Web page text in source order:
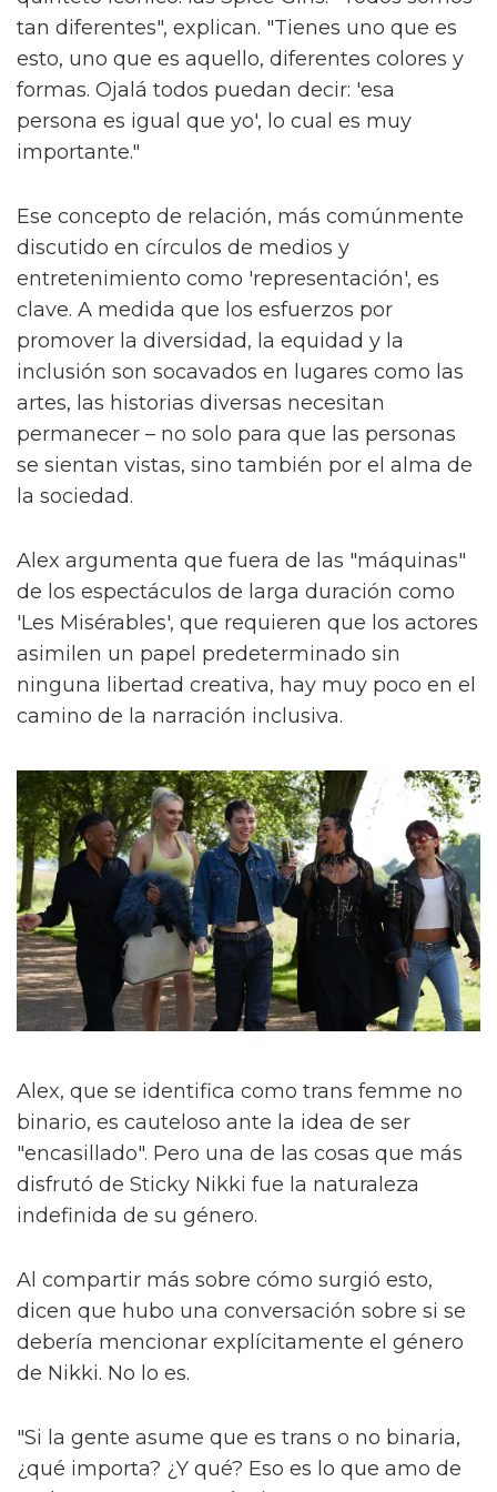
tan diferentes", explican. "Tienes uno que es
esto, uno que es aquello, diferentes colores y
formas. Ojalá todos puedan decir: 'esa
persona es igual que yo', lo cual es muy
importante."
Ese concepto de relación, más comúnmente
discutido en círculos de medios y
entretenimiento como 'representación', es
clave. A medida que los esfuerzos por
promover la diversidad, la equidad y la
inclusión son socavados en lugares como las
artes, las historias diversas necesitan
permanecer – no solo para que las personas
se sientan vistas, sino también por el alma de
la sociedad.
Alex argumenta que fuera de las "máquinas"
de los espectáculos de larga duración como
'Les Misérables', que requieren que los actores
asimilen un papel predeterminado sin
ninguna libertad creativa, hay muy poco en el
camino de la narración inclusiva.
Alex, que se identifica como trans femme no
binario, es cauteloso ante la idea de ser
"encasillado". Pero una de las cosas que más
disfrutó de Sticky Nikki fue la naturaleza
indefinida de su género.
Al compartir más sobre cómo surgió esto,
dicen que hubo una conversación sobre si se
debería mencionar explícitamente el género
de Nikki. No lo es.
"Si la gente asume que es trans o no binaria,
¿qué importa? ¿Y qué? Eso es lo que amo de